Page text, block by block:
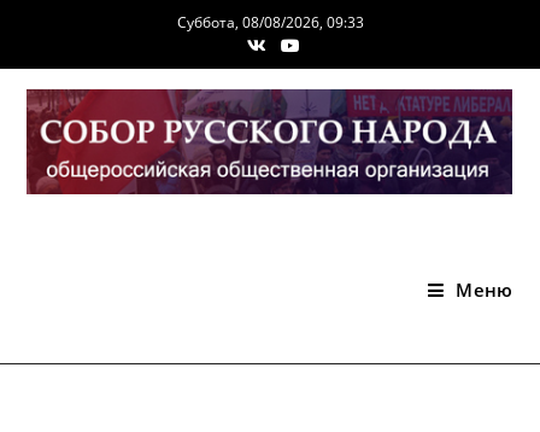
содержимому
Суббота, 08/08/2026, 09:33
Меню